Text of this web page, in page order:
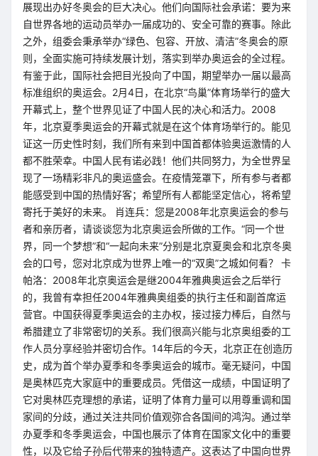
展现出办好冬奥会的巨大决心。他们向国际社会承诺：要为来
自世界各地的运动员举办一届成功的、安全可靠的赛事。除此
之外，组委会秉承举办“绿色、包容、开放、清洁”冬奥会的原
则，全面实施可持续发展计划，落实到举办奥运会的全过程。
有鉴于此，国际社会把目光投向了中国，期望举办一届以最高
标准组织的奥运会。2月4日，在北京“鸟巢”体育场举行的盛大
开幕式上，整个世界见证了中国人民的决心和活力。2008
年，北京夏季奥运会的开幕式就是在这个体育场举行的。能见
证这一历史性时刻，我们所有来到中国首都体验奥运激情的人
都不胜荣幸。中国人民有诺必践！他们共同努力，为全世界呈
现了一场精彩非凡的奥运盛会。在疫情笼罩下，所有参与者都
能感受到中国的热情好客；希望所有人都能坚定信心，将希望
寄托于美好的未来。 肖连兵：您是2008年北京奥运会的参与
者和亲历者，请谈谈您为北京奥运会所做的工作。“同一个世
界，同一个梦想”和“一起向未来”分别是北京夏奥会和北京冬奥
会的口号，您对北京成为世界上唯一的“双奥”之城如何看？ 卡
帕洛：2008年北京奥运会是继2004年雅典奥运会之后举行
的，我曾有幸担任2004年雅典奥组委的执行主任和副首席运
营官。中国获得夏季奥运会的主办权，接过接力棒后，自然与
希腊建立了非常密切的关系。我们很高兴能与北京奥组委的工
作人员分享经验并密切合作。14年后的今天，北京正在创造历
史，成为首个举办夏季和冬季奥运会的城市。毫无疑问，中国
是奥林匹克大家庭中的重要成员。凭借这一成绩，中国证明了
它对奥林匹克理想的承诺，证明了体育力量可以用尊重调和国
家间的分歧，通过关注共同价值观弥合各国间的鸿沟。通过举
办夏季和冬季奥运会，中国也展示了体育在国家文化中的重要
性，以及它给子孙后代带来的独特遗产。这表达了中国向世界